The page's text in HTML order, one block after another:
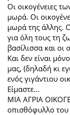
Οι οικογένειες
μωρά. Οι
μωρά της άλλης.
για όλη τους τη
βασίλισσα και οι
Και δεν είναι
μας, (δηλαδή κι
ενός γιγάντιου
Είμαστε...
ΜΙΑ ΑΓΡΙΑ
οπισθόφυλλο του